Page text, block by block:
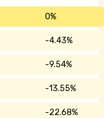
0%
4.43%
9.54%
13.55%
22.68%